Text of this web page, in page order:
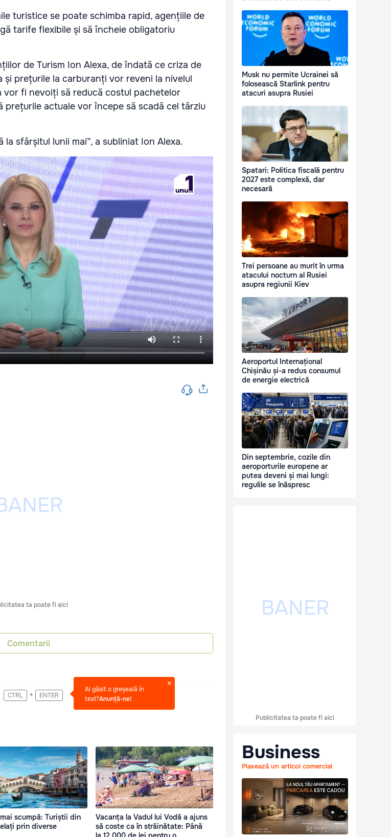
turistice se poate schimba rapid, agențiile de
tarife flexibile și să încheie obligatoriu
de Turism Ion Alexa, de îndată ce criza de
prețurile la carburanți vor reveni la nivelul
fi nevoiți să reducă costul pachetelor
actuale vor începe să scadă cel târziu
sfârșitul lunii mai”, a subliniat Ion Alexa.
ta poate fi aici
Comentarii
CTRL + ENTER
Ai găsit o greșeală în
text?Anunță-ne!
scumpă: Turiștii din
prin diverse
Vacanța la Vadul lui Vodă a ajuns
să coste ca în străinătate: Până
Musk nu permite Ucrainei să
folosească Starlink pentru
atacuri asupra Rusiei
Spatari: Politica fiscală pentru
2027 este complexă, dar
necesară
Trei persoane au murit în urma
atacului nocturn al Rusiei
asupra regiunii Kiev
Aeroportul Internațional
Chișinău și-a redus consumul
de energie electrică
Din septembrie, cozile din
aeroporturile europene ar
putea deveni și mai lungi:
regulile se înăspresc
Publicitatea ta poate fi aici
Business
Plasează un articol comercial